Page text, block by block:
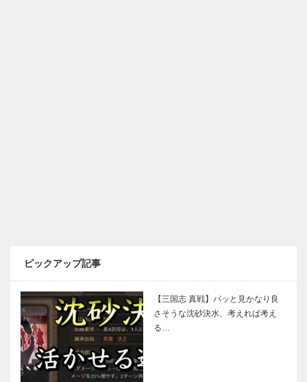
ピックアップ記事
【三国志 真戦】パッと見かなり良
さそうな沈砂決水、考えれば考え
る…